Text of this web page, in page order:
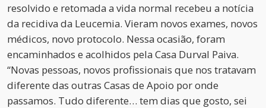
resolvido e retomada a vida normal recebeu a notícia
da recidiva da Leucemia. Vieram novos exames, novos
médicos, novo protocolo. Nessa ocasião, foram
encaminhados e acolhidos pela Casa Durval Paiva.
“Novas pessoas, novos profissionais que nos tratavam
diferente das outras Casas de Apoio por onde
passamos. Tudo diferente… tem dias que gosto, sei